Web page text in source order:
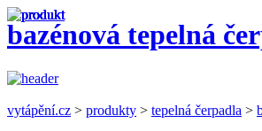
bazénová tepelná
vytápění.cz > produkty > tepelná čerpadla >